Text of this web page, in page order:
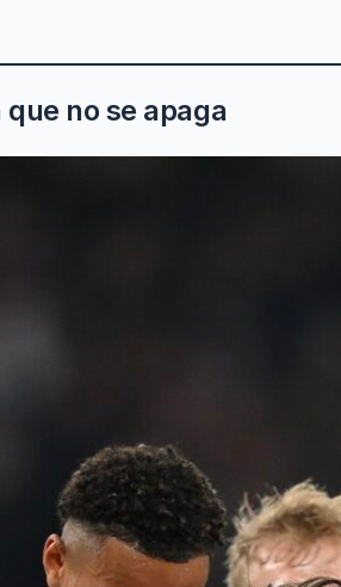
no se apaga